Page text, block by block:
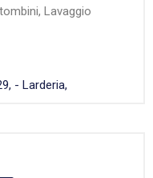
Lavaggio
- Larderia,